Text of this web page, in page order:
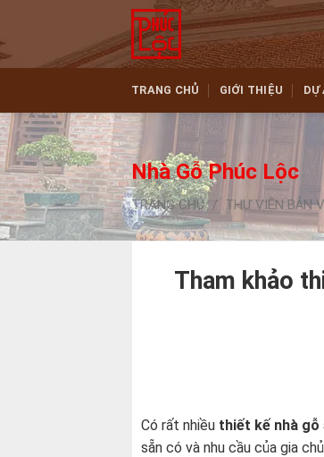
content
TRANG CHỦ GIỚI THIỆU DỰ
Nhà Gỗ Phúc Lộc
TRANG CHỦ / THƯ VIỆN BẢN
Tham khảo
Có rất nhiều thiết kế nhà gỗ
sẵn có và nhu cầu của gia